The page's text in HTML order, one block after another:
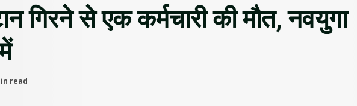
गिरने से एक कर्मचारी की मौत, नवयुगा
read